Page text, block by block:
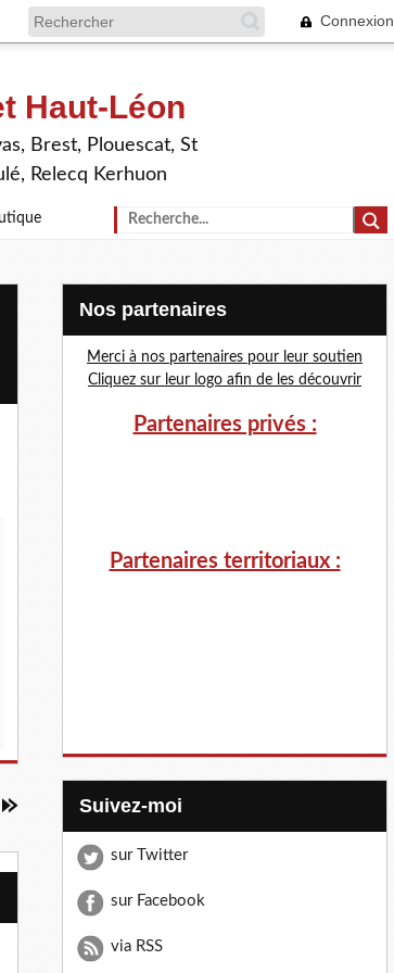
Connexion
Haut-Léon
Brest, Plouescat, St
Relecq Kerhuon
Nos partenaires
Merci à nos partenaires pour leur soutien
Cliquez sur leur logo afin de les découvrir
Partenaires privés :
Partenaires territoriaux :
Suivez-moi
sur Twitter
sur Facebook
via RSS